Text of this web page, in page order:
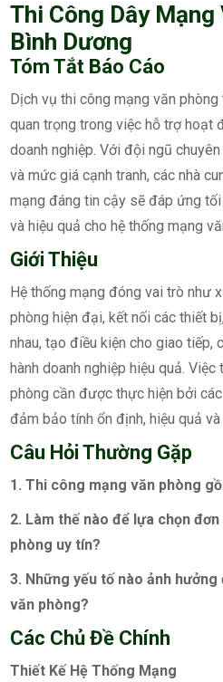
Thi Công Dây Mạng
Bình Dương
Tóm Tắt Báo Cáo
Dịch vụ thi công mạng văn
quan trọng trong việc hỗ trợ hoạt
doanh nghiệp. Với đội ngũ
và mức giá cạnh tranh, các nhà
mạng đáng tin cậy sẽ đáp ứng
và hiệu quả cho hệ thống mạng
Giới Thiệu
Hệ thống mạng đóng vai trò như
phòng hiện đại, kết nối các thiết
nhau, tạo điều kiện cho giao tiếp,
hành doanh nghiệp hiệu quả.
phòng cần được thực hiện bởi
đảm bảo tính ổn định, hiệu quả
Câu Hỏi Thường Gặp
1. Thi công mạng văn phòng
2. Làm thế nào để lựa chọn
phòng uy tín?
3. Những yếu tố nào ảnh
văn phòng?
Các Chủ Đề Chính
Thiết Kế Hệ Thống Mạng